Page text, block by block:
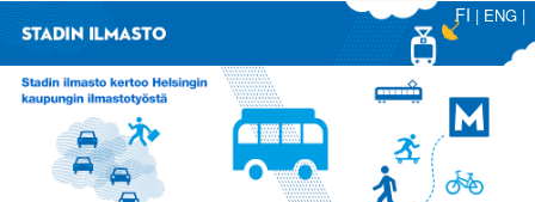
FI | ENG|